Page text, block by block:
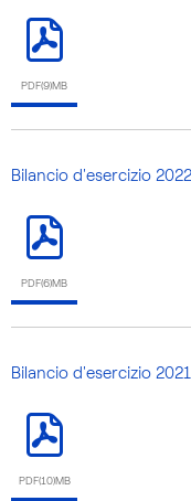
PDF(9)MB
Bilancio d'esercizio 2022
PDF(6)MB
Bilancio d'esercizio 2021
PDF(10)MB